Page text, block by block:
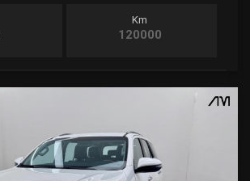
Km
120000